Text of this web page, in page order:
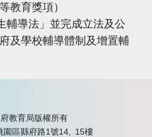
教育獎項）
輔導法」並完成立法及公
及學校輔導體制及增置輔
教育局版權所有
園區縣府路1號14, 15樓